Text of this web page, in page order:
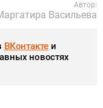
Автор:
Васильева
ВКонтакте и
новостях